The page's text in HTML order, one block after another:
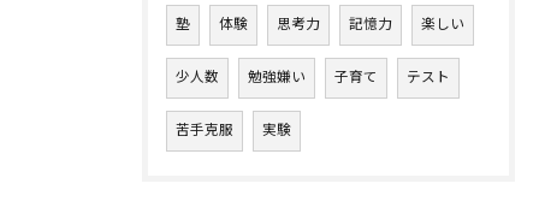
塾 体験 思考力 記憶力 楽しい
少人数 勉強嫌い 子育て テスト
苦手克服 実験